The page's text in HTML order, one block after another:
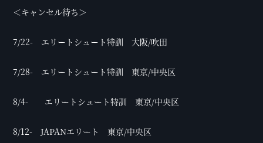
＜キャンセル待ち＞
7/22- エリートシュート特訓 大阪/吹田
7/28- エリートシュート特訓 東京/中央区
8/4- エリートシュート特訓 東京/中央区
8/12- JAPANエリート 東京/中央区